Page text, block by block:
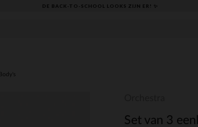
DE BACK-TO-SCHOOL LOOKS ZIJN ER! ✨
Body's
Set van 3